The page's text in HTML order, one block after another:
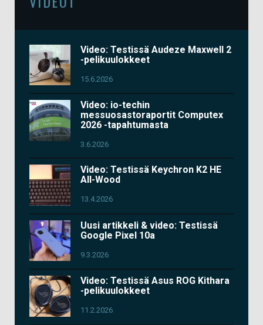
Video: Testissä Audeze Maxwell 2
-pelikuulokkeet
15.6.2026
Video: io-techin
messuosastoraportit Computex
2026 -tapahtumasta
3.6.2026
Video: Testissä Keychron K2 HE
All-Wood
13.4.2026
Uusi artikkeli & video: Testissä
Google Pixel 10a
9.3.2026
Video: Testissä Asus ROG Kithara
-pelikuulokkeet
11.2.2026